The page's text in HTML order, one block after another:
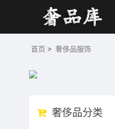
首页 > 奢侈品服饰
奢侈品分类